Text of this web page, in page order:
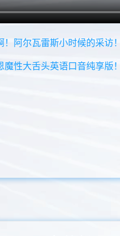
阿尔瓦雷斯小时候的采访！
性大舌头英语口音纯享版！